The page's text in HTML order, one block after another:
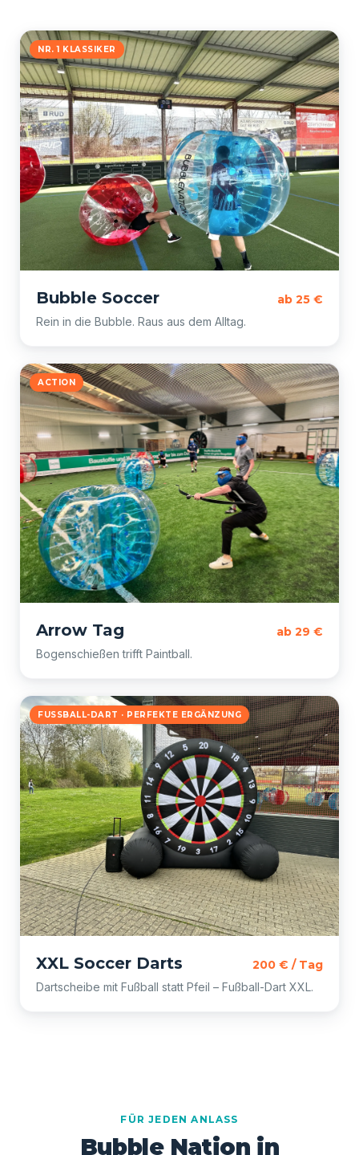
NR. 1 KLASSIKER
Bubble Soccer ab 25 €
Rein in die Bubble. Raus aus dem Alltag.
ACTION
Arrow Tag ab 29 €
Bogenschießen trifft Paintball.
FUSSBALL-DART · PERFEKTE ERGÄNZUNG
XXL Soccer Darts 200 € / Tag
Dartscheibe mit Fußball statt Pfeil – Fußball-Dart XXL.
FÜR JEDEN ANLASS
Bubble Nation in